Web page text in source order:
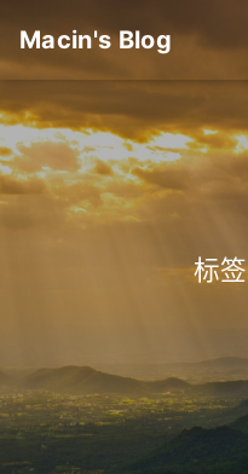
Macin's Blog
标